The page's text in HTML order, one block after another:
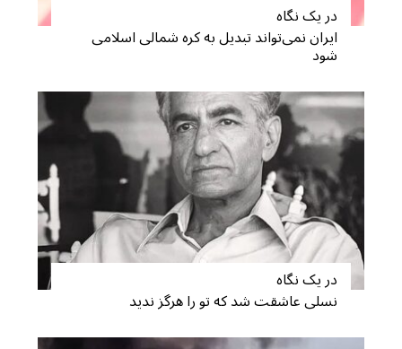
در یک نگاه
ایران نمی‌تواند تبدیل به کره شمالی اسلامی
شود
در یک نگاه
نسلی عاشقت شد که تو را هرگز ندید
S
e
a
r